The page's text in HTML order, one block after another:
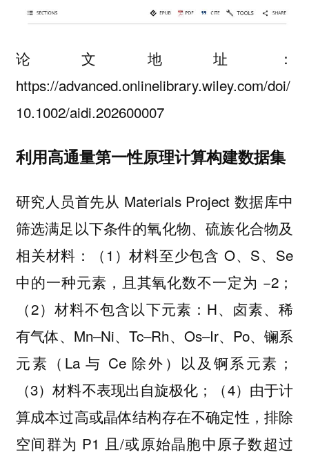
论文地址：
https://advanced.onlinelibrary.wiley.com/doi/
10.1002/aidi.202600007
利用高通量第一性原理计算构建数据集
研究人员首先从 Materials Project 数据库中
筛选满足以下条件的氧化物、硫族化合物及
相关材料：（1）材料至少包含 O、S、Se
中的一种元素，且其氧化数不一定为 −2；
（2）材料不包含以下元素：H、卤素、稀
有气体、Mn–Ni、Tc–Rh、Os–Ir、Po、镧系
元素（La 与 Ce 除外）以及锕系元素；
（3）材料不表现出自旋极化；（4）由于计
算成本过高或晶体结构存在不确定性，排除
空间群为 P1 且/或原始晶胞中原子数超过